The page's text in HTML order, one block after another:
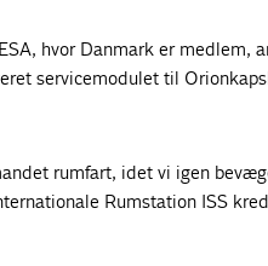
hvor Danmark er medlem,
servicemodulet til
rumfart, idet vi igen
Rumstation ISS